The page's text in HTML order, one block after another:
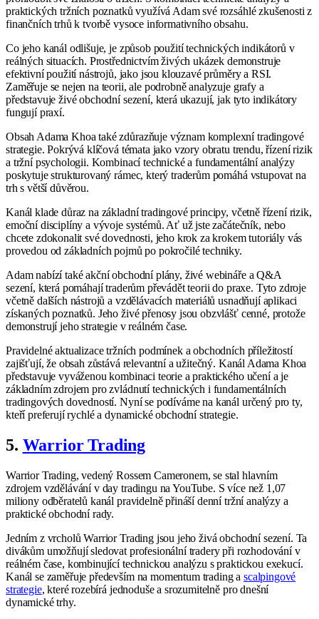
praktických tržních poznatků využívá Adam své rozsáhlé zkušenosti z
finančních trhů k tvorbě vysoce informativního obsahu.
Co jeho kanál odlišuje, je způsob použití technických indikátorů v
reálných situacích. Prostřednictvím živých ukázek demonstruje
efektivní použití nástrojů, jako jsou klouzavé průměry a RSI.
Zaměřuje se nejen na teorii, ale podrobně analyzuje grafy a
představuje živé obchodní sezení, která ukazují, jak tyto indikátory
fungují praxí.
Obsah Adama Khoa také zdůrazňuje význam komplexní tradingové
strategie. Pokrývá klíčová témata jako vzory obratu trendu, řízení rizik
a tržní psychologii. Kombinací technické a fundamentální analýzy
poskytuje strukturovaný rámec, který traderům pomáhá vstupovat na
trh s větší důvěrou.
Kanál klade důraz na základní tradingové principy, včetně řízení rizik,
emoční disciplíny a vývoje systémů. Ať už jste začátečník, nebo
chcete zdokonalit své dovednosti, jeho krok za krokem tutoriály vás
provedou od základních pojmů po pokročilé techniky.
Adam nabízí také akční obchodní plány, živé webináře a Q&A
sezení, která pomáhají traderům převádět teorii do praxe. Tyto zdroje
včetně dalších nástrojů a vzdělávacích materiálů usnadňují aplikaci
získaných poznatků. Jeho živé přenosy jsou obzvlášť cenné, protože
demonstrují jeho strategie v reálném čase.
Pravidelné aktualizace tržních podmínek a obchodních příležitostí
zajišťují, že obsah zůstává relevantní a užitečný. Kanál Adama Khoa
představuje vyváženou kombinaci teorie a praktického učení a je
základním zdrojem pro zvládnutí technických i fundamentálních
tradingových dovedností. Nyní se podíváme na kanál určený pro ty,
kteří preferují rychlé a dynamické obchodní strategie.
5. Warrior Trading
Warrior Trading, vedený Rossem Cameronem, se stal hlavním
zdrojem vzdělávání v day tradingu na YouTube. S více než 1,07
miliony odběratelů kanál pravidelně přináší denní tržní analýzy a
praktické obchodní rady.
Jedním z vrcholů Warrior Trading jsou jeho živá obchodní sezení. Ta
divákům umožňují sledovat profesionální tradery při rozhodování v
reálném čase, kombinující technickou analýzu s praktickou exekucí.
Kanál se zaměřuje především na momentum trading a scalpingové
strategie, které rozebírá jednoduše a srozumitelně pro dnešní
dynamické trhy.